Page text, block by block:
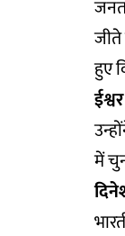
जीते
हुए
में